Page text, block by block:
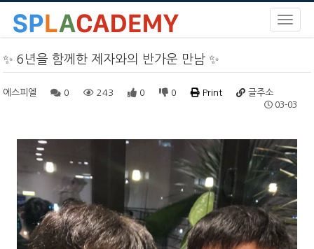
✨ 6년을 함께한 제자와의 반가운 만남 ✨
에스피엘 0 243 0 0 Print 글주소
03-03